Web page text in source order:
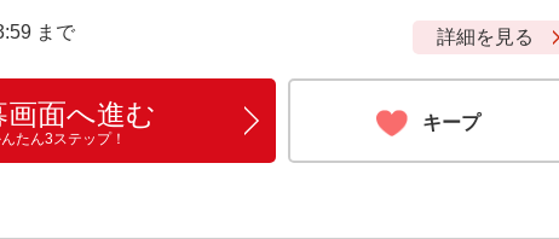
まで 詳細を見る
画面へ進む
たん3ステップ！
キープ